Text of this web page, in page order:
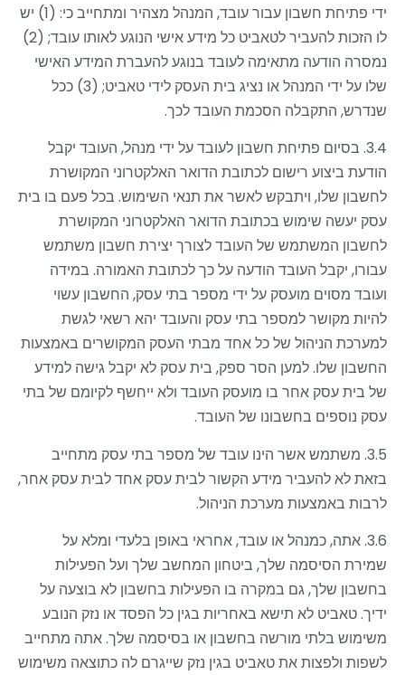
ידי פתיחת חשבון עבור עובד, המנהל מצהיר ומתחייב כי: (1) יש
לו הזכות להעביר
לטאביט כל מידע אישי הנוגע לאותו עובד; (2)
נמסרה הודעה מתאימה לעובד בנוגע להעברת המידע האישי
שלו על ידי המנהל או נציג בית העסק לידי טאביט; (3) ככל
שנדרש, התקבלה הסכמת העובד לכך.
3.4. בסיום פתיחת חשבון לעובד על ידי מנהל, העובד יקבל
הודעת ביצוע רישום לכתובת הדואר האלקטרוני המקושרת
לחשבון שלו, ויתבקש לאשר את תנאי השימוש. בכל פעם בו בית
עסק יעשה שימוש בכתובת הדואר האלקטרוני המקושרת
לחשבון המשתמש של העובד לצורך יצירת חשבון משתמש
עבורו, יקבל העובד הודעה על כך לכתובת האמורה. במידה
ועובד מסוים מועסק על ידי מספר בתי עסק, החשבון עשוי
להיות מקושר למספר בתי עסק והעובד יהא רשאי לגשת
למערכת הניהול של כל אחד מבתי העסק המקושרים באמצעות
החשבון שלו. למען הסר ספק, בית עסק לא יקבל גישה למידע
של בית עסק אחר בו מועסק העובד ולא ייחשף לקיומם של בתי
עסק נוספים בחשבונו של העובד.
3.5. משתמש אשר הינו עובד של מספר בתי עסק מתחייב
בזאת לא להעביר מידע הקשור לבית עסק אחד לבית עסק אחר,
לרבות באמצעות מערכת הניהול.
3.6. אתה, כמנהל או עובד, אחראי באופן בלעדי ומלא על
שמירת הסיסמה שלך, ביטחון המחשב שלך ועל הפעילות
בחשבון שלך, גם במקרה בו הפעילות בחשבון לא בוצעה על
ידיך. טאביט לא תישא באחריות בגין כל הפסד או נזק הנובע
משימוש בלתי מורשה בחשבון או בסיסמה שלך. אתה מתחייב
לשפות ולפצות את טאביט בגין נזק שייגרם לה כתוצאה משימוש